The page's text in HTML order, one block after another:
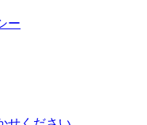
ー